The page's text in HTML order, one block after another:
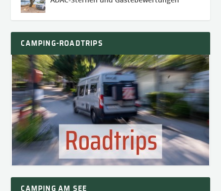
CAMPING-ROADTRIPS
CAMPING AM SEE